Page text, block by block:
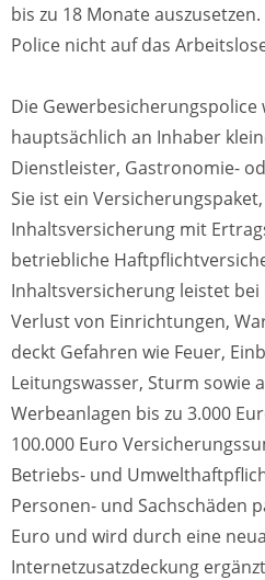
bis zu 18 Monate
Police nicht auf das
Die Gewerbesicherungspolice
hauptsächlich an Inhaber
Dienstleister, Gastronomie-
Sie ist ein
Inhaltsversicherung mit
betriebliche
Inhaltsversicherung leistet
Verlust von Einrichtungen,
deckt Gefahren wie Feuer,
Leitungswasser, Sturm sowie
Werbeanlagen bis zu 3.000
100.000 Euro
Betriebs- und
Personen- und Sachschäden
Euro und wird durch eine
Internetzusatzdeckung